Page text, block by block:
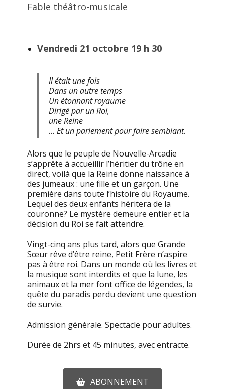
Fable théâtro-musicale
Vendredi 21 octobre 19 h 30
Il était une fois
Dans un autre temps
Un étonnant royaume
Dirigé par un Roi,
une Reine
… Et un parlement pour faire semblant.
Alors que le peuple de Nouvelle-Arcadie
s’apprête à accueillir l’héritier du trône en
direct, voilà que la Reine donne naissance à
des jumeaux : une fille et un garçon. Une
première dans toute l’histoire du Royaume.
Lequel des deux enfants héritera de la
couronne? Le mystère demeure entier et la
décision du Roi se fait attendre.
Vingt-cinq ans plus tard, alors que Grande
Sœur rêve d’être reine, Petit Frère n’aspire
pas à être roi. Dans un monde où les livres et
la musique sont interdits et que la lune, les
animaux et la mer font office de légendes, la
quête du paradis perdu devient une question
de survie.
Admission générale. Spectacle pour adultes.
Durée de 2hrs et 45 minutes, avec entracte.
ABONNEMENT